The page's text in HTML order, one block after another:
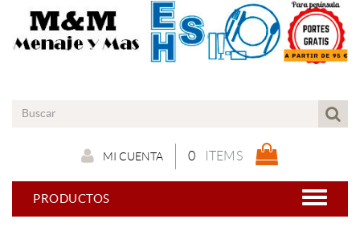
0 ITEMS
MI CUENTA
PRODUCTOS